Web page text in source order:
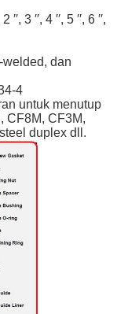
3 ′′, 4 ′′, 5 ′′, 6 ′′,
dan
4
untuk menutup
CF8M, CF3M,
duplex dll.